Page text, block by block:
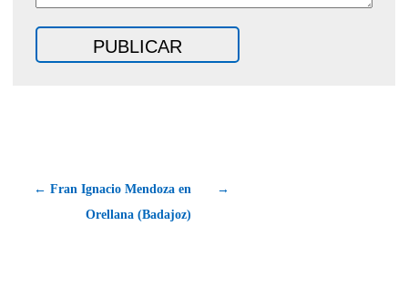
← Fran Ignacio Mendoza en
Orellana (Badajoz)
→